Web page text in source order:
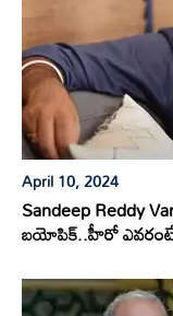
April 10, 2024
Sandeep Reddy
బయోపిక్..హీరో